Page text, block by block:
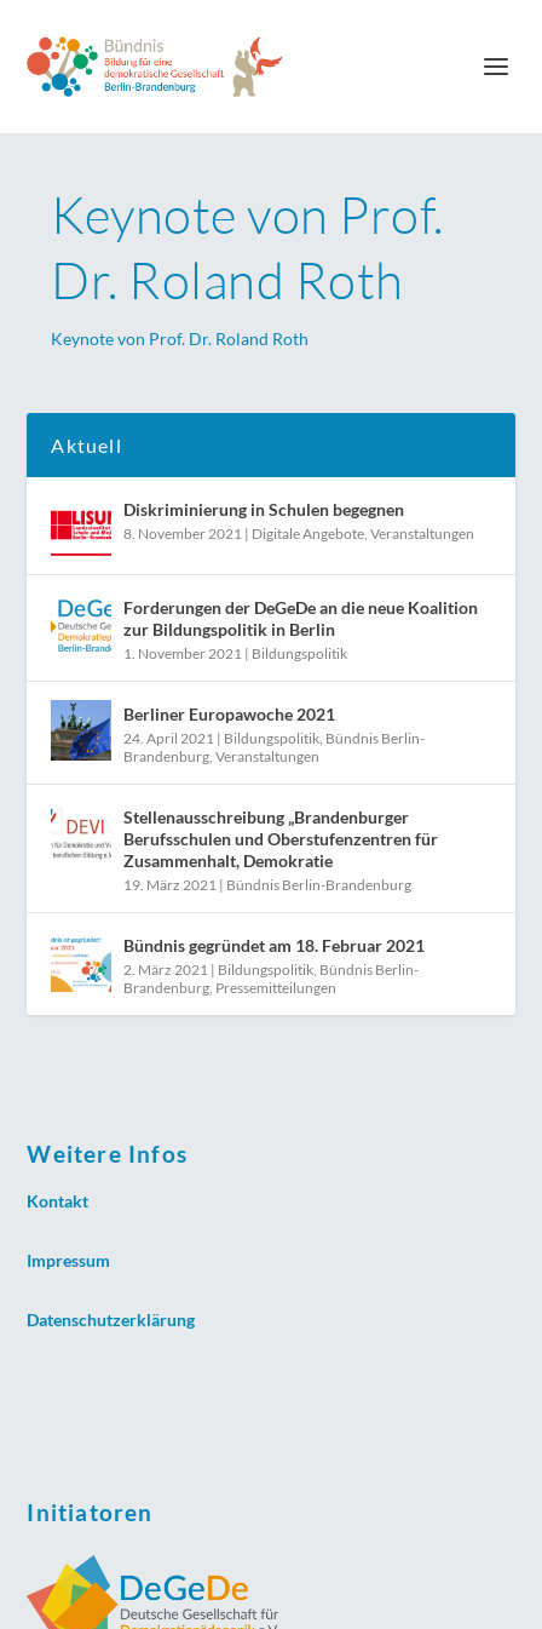
Keynote von Prof.
Dr. Roland Roth
Keynote von Prof. Dr. Roland Roth
Aktuell
Diskriminierung in Schulen begegnen
8. November 2021 | Digitale Angebote ,Veranstaltungen
Forderungen der DeGeDe an die neue Koalition
zur Bildungspolitik in Berlin
1. November 2021 | Bildungspolitik
Berliner Europawoche 2021
24. April 2021 | Bildungspolitik Bündnis Berlin-
Brandenburg ,Veranstaltungen
Stellenausschreibung „Brandenburger
Berufsschulen und Oberstufenzentren für
Zusammenhalt, Demokratie
19. März 2021 | Bündnis Berlin-Brandenburg
Bündnis gegründet am 18. Februar 2021
2. März 2021 | Bildungspolitik Bündnis Berlin-
Brandenburg Pressemitteilungen
Weitere Infos
Kontakt
Impressum
Datenschutzerklärung
Initiatoren